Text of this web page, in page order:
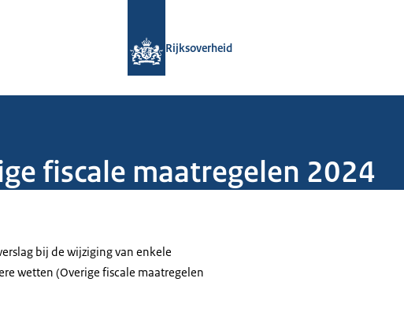
Rijksoverheid
fiscale maatregelen 2024
bij de wijziging van enkele
wetten (Overige fiscale maatregelen